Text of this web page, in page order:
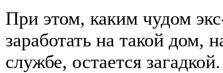
При этом, каким чудом
заработать на такой дом,
службе, остается загадкой.